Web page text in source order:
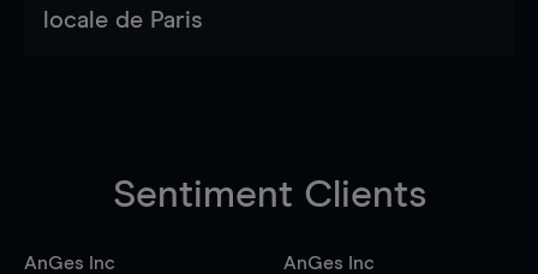
locale de Paris
Sentiment Clients
AnGes Inc
AnGes Inc